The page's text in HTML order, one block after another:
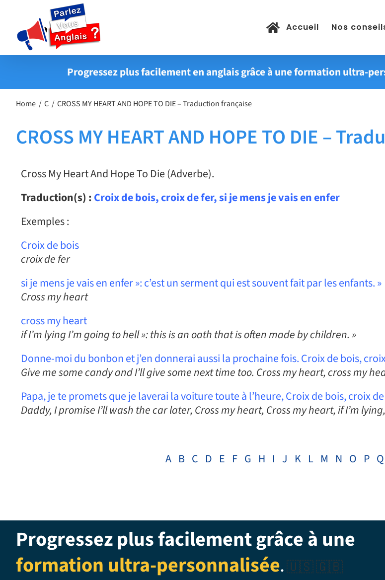
contenu
Accueil Nos
Progressez plus facilement en anglais grâce à une formation ultra-
Home C CROSS MY HEART AND HOPE TO DIE – Traduction française
CROSS MY HEART AND HOPE TO DIE –
Cross My Heart And Hope To Die (Adverbe).
Traduction(s) :Croix de bois, croix de fer, si je mens je vais en enfer
Exemples :
Croix de bois
croix de fer
si je mens je vais en enfer »: c’est un serment qui est souvent fait par les enfants. »
Cross my heart
cross my heart
if I’m lying I’m going to hell »: this is an oath that is often made by children. »
Donne-moi du bonbon et j’en donnerai aussi la prochaine fois. Croix de bois,
Give me some candy and I’ll give some next time too. Cross my heart, cross my
Papa, je te promets que je laverai la voiture toute à l’heure, Croix de bois, croix
Daddy, I promise I’ll wash the car later, Cross my heart, Cross my heart, if I’m
A B C D E F G H I J K L M N O P Q
Progressez plus facilement grâce à une
formation ultra-personnalisée.🇺🇸 🇬🇧